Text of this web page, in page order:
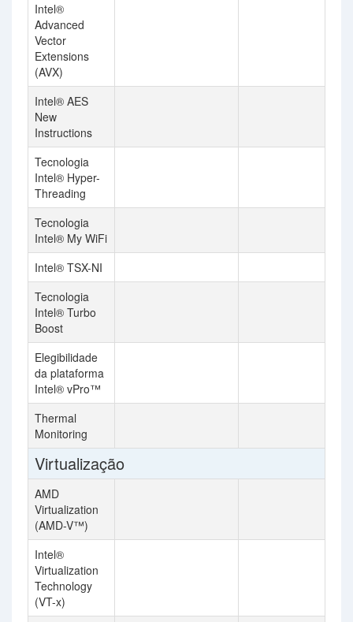
Intel®
Advanced
Vector
Extensions
(AVX)
Intel® AES
New
Instructions
Tecnologia
Intel® Hyper-
Threading
Tecnologia
Intel® My WiFi
Intel® TSX-NI
Tecnologia
Intel® Turbo
Boost
Elegibilidade
da plataforma
Intel® vPro™
Thermal
Monitoring
Virtualização
AMD
Virtualization
(AMD-V™)
Intel®
Virtualization
Technology
(VT-x)